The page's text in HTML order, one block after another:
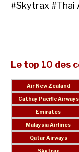
#Skytrax #Thai
Le top 10 des